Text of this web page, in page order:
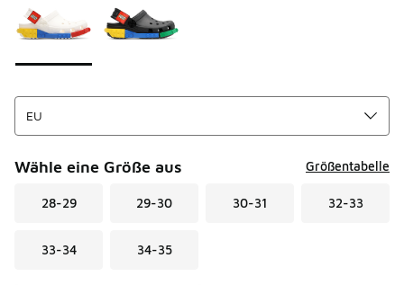
Wähle eine Größe aus Größentabelle
28-29 29-30 30-31 32-33
33-34 34-35